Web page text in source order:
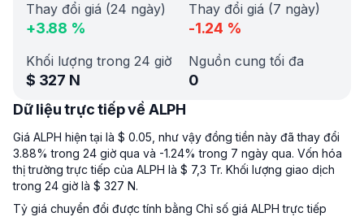
Thay đổi giá (24 ngày)
+3.88 %
Thay đổi giá (7 ngày)
-1.24 %
Khối lượng trong 24 giờ
$ 327 N
Nguồn cung tối đa
0
Dữ liệu trực tiếp về ALPH
Giá ALPH hiện tại là $ 0.05, như vậy đồng tiền này đã thay đổi
3.88% trong 24 giờ qua và -1.24% trong 7 ngày qua. Vốn hóa
thị trường trực tiếp của ALPH là $ 7,3 Tr. Khối lượng giao dịch
trong 24 giờ là $ 327 N.
Tỷ giá chuyển đổi được tính bằng Chỉ số giá ALPH trực tiếp